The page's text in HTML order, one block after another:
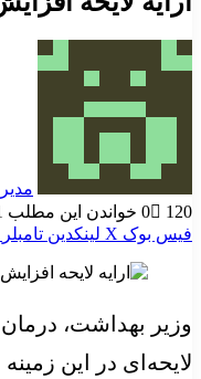
0
120
خواندن این مطلب 1 دقیقه زمان میبرد
فیس بوک X لینکدین ‫تامبلر
وزیر بهداشت،
لایحه‌ای در این